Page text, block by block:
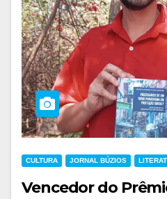
CULTURA JORNAL BÚZIOS
Vencedor do